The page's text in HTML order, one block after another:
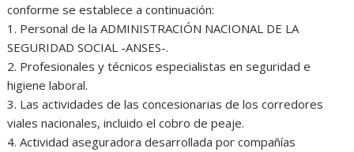
conforme se establece a continuación:
1. Personal de la ADMINISTRACIÓN NACIONAL DE LA
SEGURIDAD SOCIAL -ANSES-.
2. Profesionales y técnicos especialistas en seguridad e
higiene laboral.
3. Las actividades de las concesionarias de los corredores
viales nacionales, incluido el cobro de peaje.
4. Actividad aseguradora desarrollada por compañías